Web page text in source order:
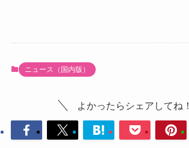
ニュース（国内版）
よかったらシェアしてね！